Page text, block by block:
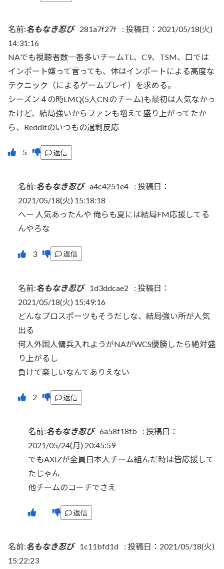
名前:名もなき忍び 281a7f27f : 投稿日：2021/05/18(火)
14:31:16
NAでも視聴者数一番多いチームTL、C9、TSM、口では
インポート嫌って言っても、体はインポートによる高度な
テクニック（によるゲームプレイ）を求める。
シーズン４の時LMQ(5人CNのチーム)も最初は人気なかっ
たけど、結局強いからファンも増えて盛り上がってたか
ら、Redditのいつもの過剰反応
返信
名前:名もなき忍び a4c4251e4 : 投稿日：
2021/05/18(火) 15:18:18
へー 人気あったんや 俺らも夏には結局FM応援してる
んやろな
返信
名前:名もなき忍び 1d3ddcae2 : 投稿日：
2021/05/18(火) 15:49:16
どんなプロスポーツもそうだしな、結局強い所が人気
出る
何人外国人傭兵入れようがNAがWCS優勝したら絶対盛
り上がるし
負けて楽しいなんてありえない
返信
名前:名もなき忍び 6a58f18fb : 投稿日：
2021/05/24(月) 20:45:59
でもAXIZが全員日本人チーム組んだ時は皆応援して
たじゃん
他チームのコーチでさえ
返信
名前:名もなき忍び 1c11bfd1d : 投稿日：2021/05/18(火)
15:22:23